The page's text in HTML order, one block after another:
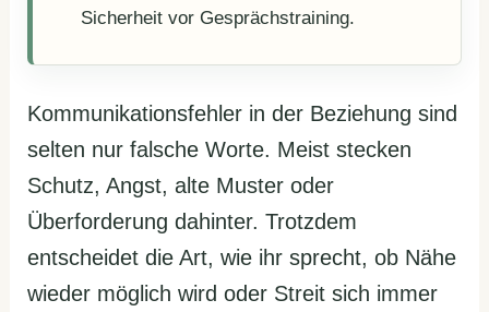
Sicherheit vor Gesprächstraining.
Kommunikationsfehler in der Beziehung sind
selten nur falsche Worte. Meist stecken
Schutz, Angst, alte Muster oder
Überforderung dahinter. Trotzdem
entscheidet die Art, wie ihr sprecht, ob Nähe
wieder möglich wird oder Streit sich immer